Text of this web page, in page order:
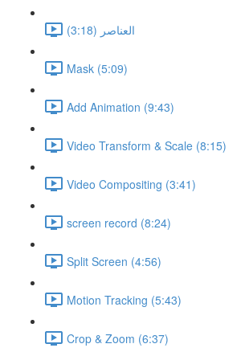
العناصر (3:18)
Mask (5:09)
Add Animation (9:43)
Video Transform & Scale (8:15)
Video Compositing (3:41)
screen record (8:24)
Split Screen (4:56)
Motion Tracking (5:43)
Crop & Zoom (6:37)